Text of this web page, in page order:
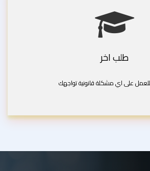
طلب اخر
على اي مشكلة قانونية تواجهك